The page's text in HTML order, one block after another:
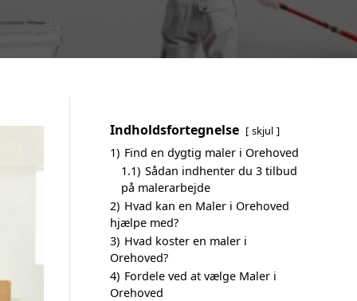
Indholdsfortegnelse skjul
1) Find en dygtig maler i Orehoved
1.1) Sådan indhenter du 3 tilbud
på malerarbejde
2) Hvad kan en Maler i Orehoved
hjælpe med?
3) Hvad koster en maler i
Orehoved?
4) Fordele ved at vælge Maler i
Orehoved